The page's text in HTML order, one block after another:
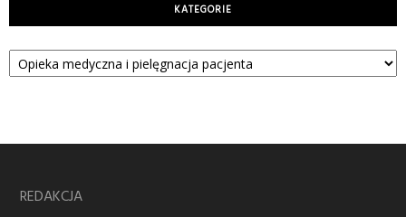
KATEGORIE
Kategorie
REDAKCJA